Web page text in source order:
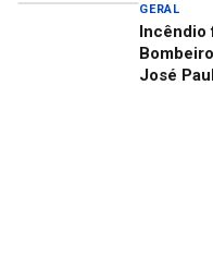
GERAL
Incêndio
José